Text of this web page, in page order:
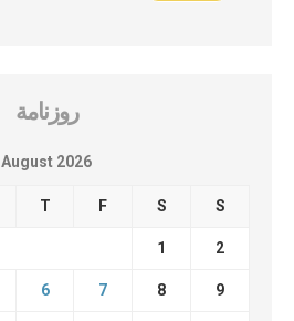
روزنامة
August 2026
T F S S
1 2
6 7 8 9